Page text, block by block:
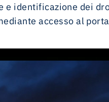
identificazione dei
accesso al